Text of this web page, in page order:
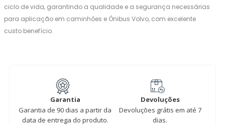
ciclo de vida, garantindo a qualidade e a segurança necessárias
para aplicação em caminhões e Ônibus Volvo, com excelente
custo benefício.
Garantia
Garantia de 90 dias a partir da
data de entrega do produto.
Devoluções
Devoluções grátis em até 7
dias.